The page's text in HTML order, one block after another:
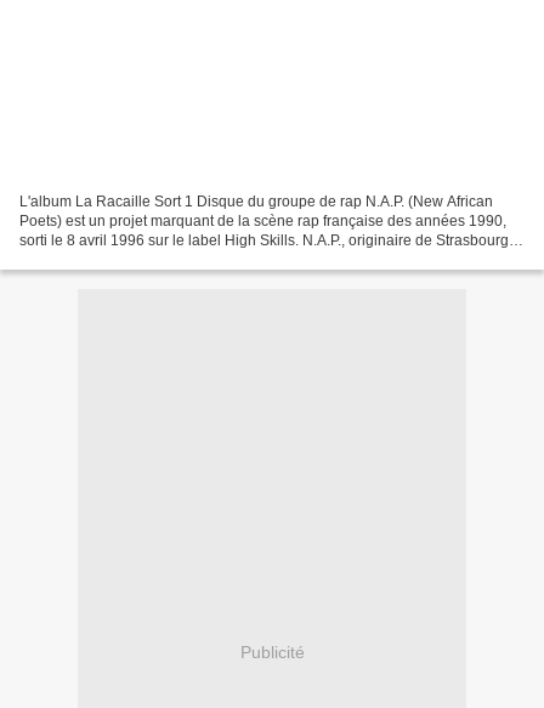
L'album La Racaille Sort 1 Disque du groupe de rap N.A.P. (New African
Poets) est un projet marquant de la scène rap française des années 1990,
sorti le 8 avril 1996 sur le label High Skills. N.A.P., originaire de Strasbourg,
Publicité